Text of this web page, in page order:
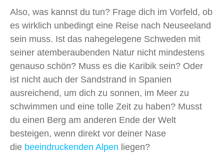
Also, was kannst du tun? Frage dich im Vorfeld, ob
es wirklich unbedingt eine Reise nach Neuseeland
sein muss. Ist das nahegelegene Schweden mit
seiner atemberaubenden Natur nicht mindestens
genauso schön? Muss es die Karibik sein? Oder
ist nicht auch der Sandstrand in Spanien
ausreichend, um dich zu sonnen, im Meer zu
schwimmen und eine tolle Zeit zu haben? Musst
du einen Berg am anderen Ende der Welt
besteigen, wenn direkt vor deiner Nase
die beeindruckenden Alpen liegen?